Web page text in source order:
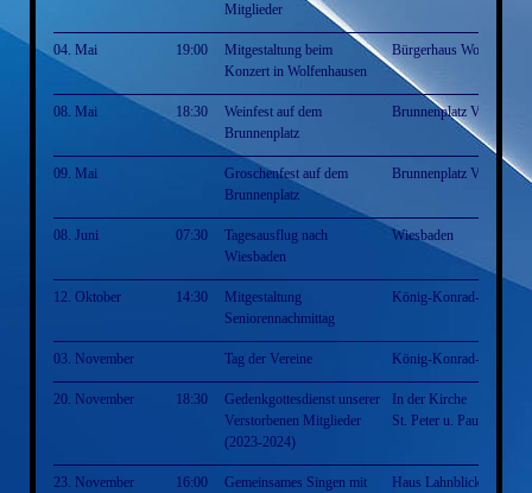
Mitglieder
04. Mai 19:00
Mitgestaltung beim
Konzert in Wolfenhausen
Bürgerhaus
08. Mai 18:30
Weinfest auf dem
Brunnenplatz
Brunnenplatz Villmar
09. Mai
Groschenfest auf dem
Brunnenplatz
Brunnenplatz Villmar
08. Juni 07:30
Tagesausflug nach
Wiesbaden
Wiesbaden
12. Oktober 14:30
Mitgestaltung
Seniorennachmittag
König-Konrad-Halle
03. November Tag der Vereine König-Konrad-Halle
20. November 18:30
Gedenkgottesdienst unserer
Verstorbenen Mitglieder
(2023-2024)
In der Kirche
St. Peter u. Paul Villmar
23. November 16:00
Gemeinsames Singen mit
Haus Lahnblick